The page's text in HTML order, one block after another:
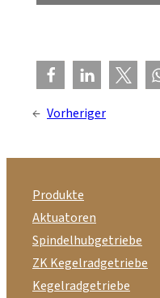
← Vorheriger
Produkte
Aktuatoren
Spindelhubgetriebe
ZK Kegelradgetriebe
Kegelradgetriebe